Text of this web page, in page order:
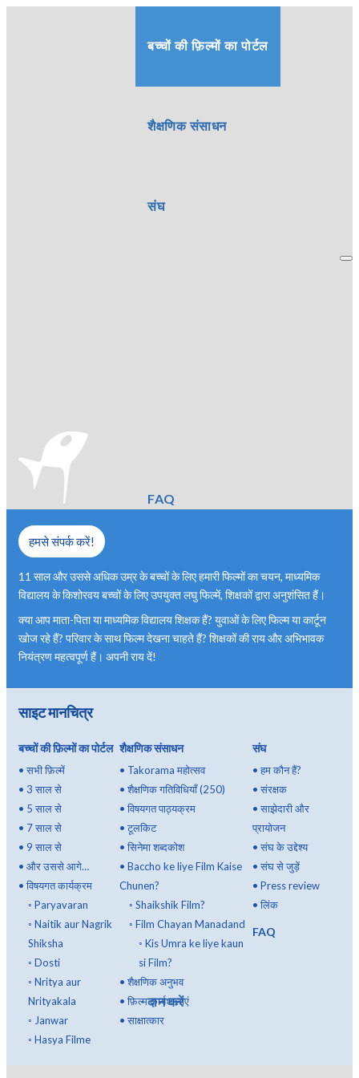
बच्चों की फ़िल्मों का पोर्टल
शैक्षणिक संसाधन
संघ
FAQ
दान करें
हमसे संपर्क करें!
11 साल और उससे अधिक उम्र के बच्चों के लिए हमारी फिल्मों का चयन, माध्यमिक
विद्यालय के किशोरवय बच्चों के लिए उपयुक्त लघु फिल्में, शिक्षकों द्वारा अनुशंसित हैं।
क्या आप माता-पिता या माध्यमिक विद्यालय शिक्षक हैं? युवाओं के लिए फिल्म या कार्टून
खोज रहे हैं? परिवार के साथ फिल्म देखना चाहते हैं? शिक्षकों की राय और अभिभावक
नियंत्रण महत्वपूर्ण हैं। अपनी राय दें!
साइट मानचित्र
बच्चों की फ़िल्मों का पोर्टल
• सभी फ़िल्में
• 3 साल से
• 5 साल से
• 7 साल से
• 9 साल से
• और उससे आगे…
• विषयगत कार्यक्रम
◦ Paryavaran
◦ Naitik aur Nagrik
Shiksha
◦ Dosti
◦ Nritya aur
Nrityakala
◦ Janwar
◦ Hasya Filme
शैक्षणिक संसाधन
• Takorama महोत्सव
• शैक्षणिक गतिविधियाँ (250)
• विषयगत पाठ्यक्रम
• टूलकिट
• सिनेमा शब्दकोश
• Baccho ke liye Film Kaise
Chunen?
◦ Shaikshik Film?
◦ Film Chayan Manadand
◦ Kis Umra ke liye kaun
si Film?
• शैक्षणिक अनुभव
• फ़िल्म कार्यशालाएं
• साक्षात्कार
संघ
•हम कौन हैं?
•संरक्षक
•साझेदारी और
प्रायोजन
•संघ के उद्देश्य
•संघ से जुड़ें
•Press review
•लिंक
FAQ